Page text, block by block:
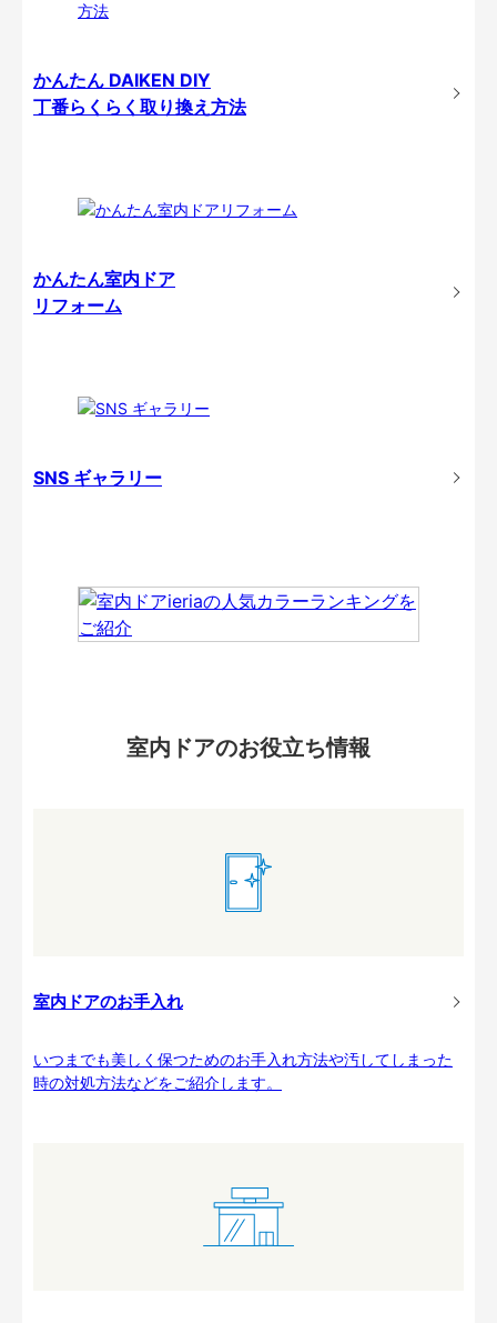
かんたん DAIKEN DIY
丁番らくらく取り換え方法
かんたん室内ドア
リフォーム
SNS ギャラリー
室内ドアのお役立ち情報
室内ドアのお手入れ
いつまでも美しく保つためのお手入れ方法や汚してしまった
時の対処方法などをご紹介します。